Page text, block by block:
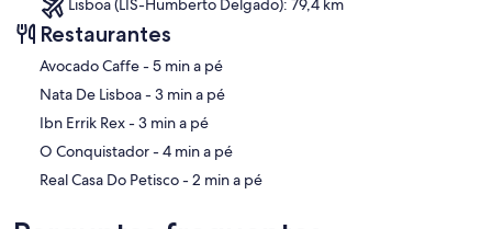
Lisboa (LIS-Humberto Delgado): 79,4 km
Restaurantes
‪Avocado Caffe - ‬5 min a pé
‪Nata De Lisboa - ‬3 min a pé
‪Ibn Errik Rex - ‬3 min a pé
‪O Conquistador - ‬4 min a pé
‪Real Casa Do Petisco - ‬2 min a pé